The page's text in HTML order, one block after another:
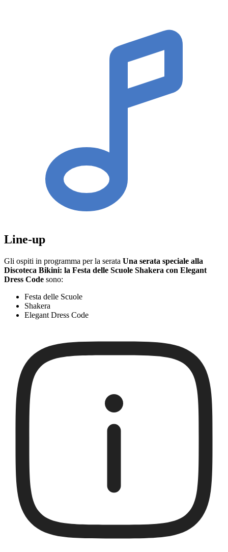
Line-up
Gli ospiti in programma per la serata Una serata speciale alla
Discoteca Bikini: la Festa delle Scuole Shakera con Elegant
Dress Code sono:
Festa delle Scuole
Shakera
Elegant Dress Code